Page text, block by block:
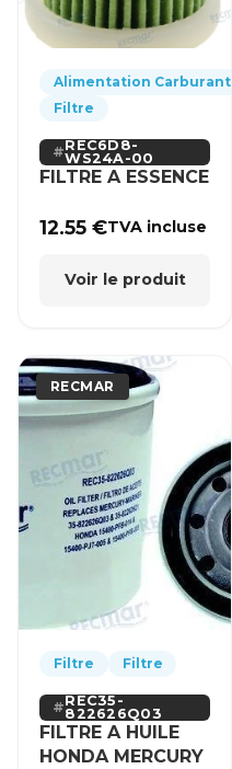
Alimentation Carburant
Filtre
REC6D8-
WS24A-00
FILTRE A ESSENCE
12.55€TVA incluse
Voir le produit
RECMAR
Filtre Filtre
REC35-
822626Q03
FILTRE A HUILE
HONDA MERCURY